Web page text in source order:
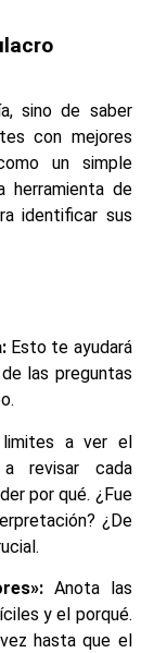
sino de saber
con mejores
un simple
herramienta de
identificar sus
Esto te ayudará
las preguntas
a ver el
revisar cada
por qué. ¿Fue
¿De
Anota las
y el porqué.
hasta que el